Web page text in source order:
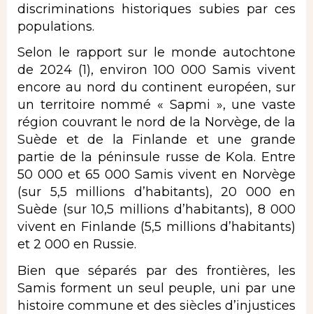
discriminations historiques subies par ces
populations.
Selon le rapport sur le monde autochtone
de 2024 (1), environ 100 000 Samis vivent
encore au nord du continent européen, sur
un territoire nommé « Sapmi », une vaste
région couvrant le nord de la Norvège, de la
Suède et de la Finlande et une grande
partie de la péninsule russe de Kola. Entre
50 000 et 65 000 Samis vivent en Norvège
(sur 5,5 millions d’habitants), 20 000 en
Suède (sur 10,5 millions d’habitants), 8 000
vivent en Finlande (5,5 millions d’habitants)
et 2 000 en Russie.
Bien que séparés par des frontières, les
Samis forment un seul peuple, uni par une
histoire commune et des siècles d’injustices